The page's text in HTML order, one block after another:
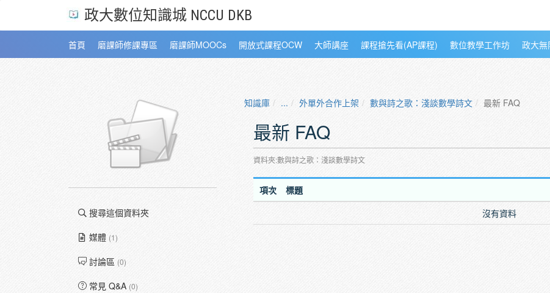
政大數位知識城 NCCU DKB
首頁 磨課師修課專區 磨課師MOOCs 開放式課程OCW 大師講座 課程搶先看(AP課程) 數位教學工作坊 政大無
搜尋這個資料夾
媒體 (1)
討論區 (0)
常見 Q&A (0)
知識庫 ... 外單外合作上架 數與詩之歌：淺談數學詩文 最新 FAQ
最新 FAQ
資料夾:數與詩之歌：淺談數學詩文
項次 標題
沒有資料